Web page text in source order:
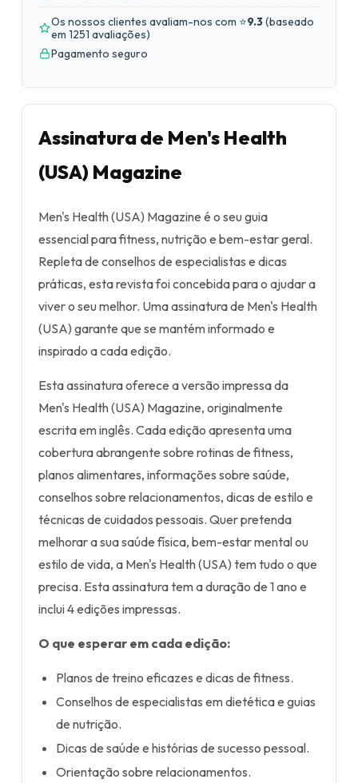
Os nossos clientes avaliam-nos com ⭐9.3(baseado
em 1251 avaliações)
Pagamento seguro
Assinatura de Men's Health
(USA) Magazine
Men's Health (USA) Magazine é o seu guia
essencial para fitness, nutrição e bem-estar geral.
Repleta de conselhos de especialistas e dicas
práticas, esta revista foi concebida para o ajudar a
viver o seu melhor. Uma assinatura de Men's Health
(USA) garante que se mantém informado e
inspirado a cada edição.
Esta assinatura oferece a versão impressa da
Men's Health (USA) Magazine, originalmente
escrita em inglês. Cada edição apresenta uma
cobertura abrangente sobre rotinas de fitness,
planos alimentares, informações sobre saúde,
conselhos sobre relacionamentos, dicas de estilo e
técnicas de cuidados pessoais. Quer pretenda
melhorar a sua saúde física, bem-estar mental ou
estilo de vida, a Men's Health (USA) tem tudo o que
precisa. Esta assinatura tem a duração de 1 ano e
inclui 4 edições impressas.
O que esperar em cada edição:
Planos de treino eficazes e dicas de fitness.
Conselhos de especialistas em dietética e guias
de nutrição.
Dicas de saúde e histórias de sucesso pessoal.
Orientação sobre relacionamentos.